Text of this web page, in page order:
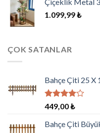
1.099,99₺
ÇOK SATANLAR
Bahçe Çiti 25 X
5
üzerinden
4.00
oy
aldı
449,00₺
Bahçe Çiti